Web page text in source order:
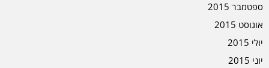
ספטמבר 2015
אוגוסט 2015
יולי 2015
יוני 2015